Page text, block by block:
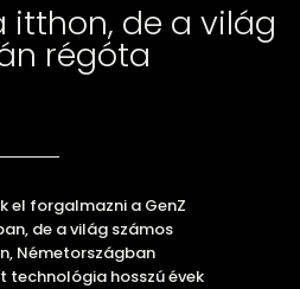
itthon, de a világ
régóta
el forgalmazni a GenZ
de a világ számos
Németországban
technológia hosszú évek